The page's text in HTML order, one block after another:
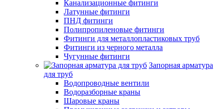
Канализационные фитинги
Латунные фитинги
ПНД фитинги
Полипропиленовые фитинги
Фитинги для металлопластиковых труб
Фитинги из черного металла
Чугунные фитинги
Запорная арматура
для труб
Водопроводные вентили
Водоразборные краны
Шаровые краны